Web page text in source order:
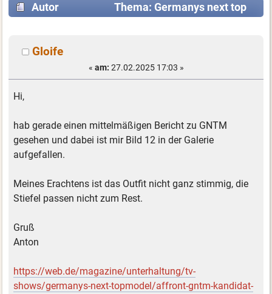
Autor
Thema: Germanys next top
Gloife
« am: 27.02.2025 17:03 »
Hi,
hab gerade einen mittelmäßigen Bericht zu GNTM
gesehen und dabei ist mir Bild 12 in der Galerie
aufgefallen.
Meines Erachtens ist das Outfit nicht ganz stimmig, die
Stiefel passen nicht zum Rest.
Gruß
Anton
https://web.de/magazine/unterhaltung/tv-
shows/germanys-next-topmodel/affront-gntm-kandidat-